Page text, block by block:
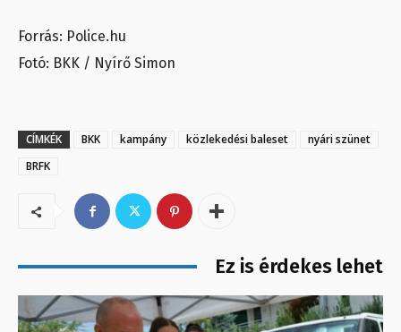
Forrás: Police.hu
Fotó: BKK / Nyírő Simon
CÍMKÉK BKK kampány közlekedési baleset
nyári szünet
BRFK
Ez is érdekes lehet